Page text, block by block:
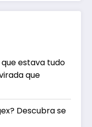
estava tudo
que
Descubra se